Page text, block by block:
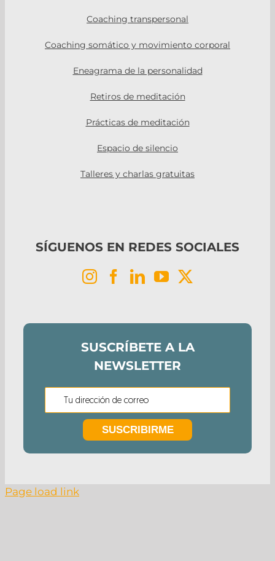
Coaching transpersonal
Coaching somático y movimiento corporal
Eneagrama de la personalidad
Retiros de meditación
Prácticas de meditación
Espacio de silencio
Talleres y charlas gratuitas
SÍGUENOS EN REDES SOCIALES
SUSCRÍBETE A LA
NEWSLETTER
Page load link